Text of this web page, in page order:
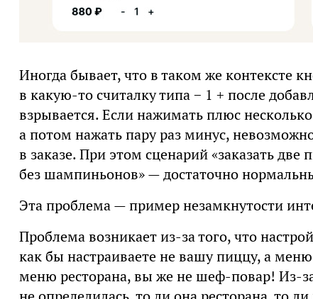
Иногда бывает, что в таком же контексте
в какую-то считалку типа − 1 + после
взрывается. Если нажимать плюс
а потом нажать пару раз минус,
в заказе. При этом сценарий «заказать
без шампиньонов» — достаточно
Эта проблема — пример незамкнутости
Проблема возникает из-за того, что
как бы настраиваете не вашу пиццу, а
меню ресторана, вы же не шеф-повар! Из-